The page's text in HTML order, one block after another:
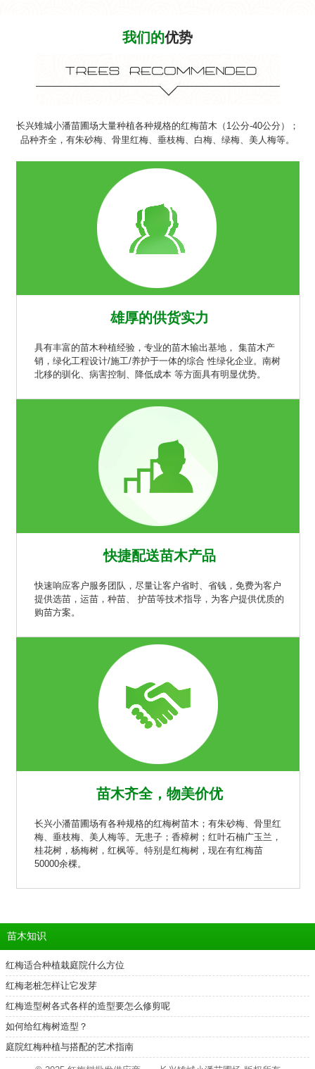
我们的优势
长兴雉城小潘苗圃场大量种植各种规格的红梅苗木（1公分-40公分）；
品种齐全，有朱砂梅、骨里红梅、垂枝梅、白梅、绿梅、美人梅等。
雄厚的供货实力
具有丰富的苗木种植经验，专业的苗木输出基地， 集苗木产
销，绿化工程设计/施工/养护于一体的综合 性绿化企业。南树
北移的驯化、病害控制、降低成本 等方面具有明显优势。
快捷配送苗木产品
快速响应客户服务团队，尽量让客户省时、省钱，免费为客户
提供选苗，运苗，种苗、 护苗等技术指导，为客户提供优质的
购苗方案。
苗木齐全，物美价优
长兴小潘苗圃场有各种规格的红梅树苗木；有朱砂梅、骨里红
梅、垂枝梅、美人梅等。无患子；香樟树；红叶石楠广玉兰，
桂花树，杨梅树，红枫等。特别是红梅树，现在有红梅苗
50000余棵。
苗木知识
红梅适合种植栽庭院什么方位
红梅老桩怎样让它发芽
红梅造型树各式各样的造型要怎么修剪呢
如何给红梅树造型？
庭院红梅种植与搭配的艺术指南